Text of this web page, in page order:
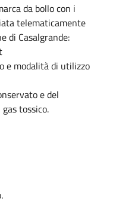
da bollo con i
telematicamente
di Casalgrande:
e modalità di utilizzo
e del
tossico.